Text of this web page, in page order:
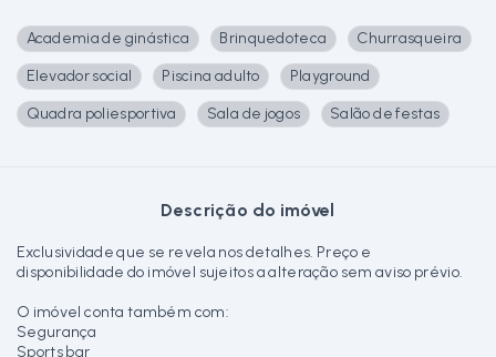
Academia de ginástica Brinquedoteca
Churrasqueira
Elevador social
Piscina adulto
Playground
Quadra poliesportiva
Sala de jogos Salão de festas
Descrição do imóvel
Exclusividade que se revela nos detalhes. Preço e
disponibilidade do imóvel sujeitos a alteração sem aviso prévio.
O imóvel conta também com:
Segurança
Sports bar